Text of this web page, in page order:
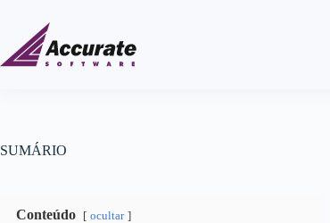
SUMÁRIO
Conteúdo ocultar